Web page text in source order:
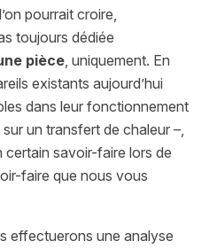
pourrait croire,
toujours dédiée
pièce, uniquement. En
existants aujourd’hui
dans leur fonctionnement
un transfert de chaleur –,
certain savoir-faire lors de
faire que nous vous
effectuerons une analyse